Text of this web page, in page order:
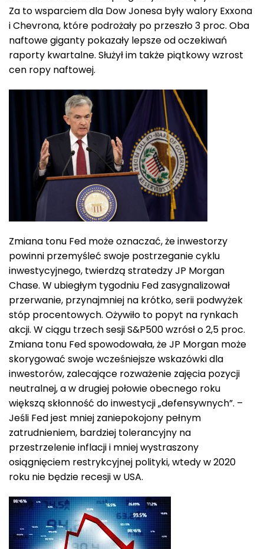
Za to wsparciem dla Dow Jonesa były walory Exxona
i Chevrona, które podrożały po przeszło 3 proc. Oba
naftowe giganty pokazały lepsze od oczekiwań
raporty kwartalne. Służył im także piątkowy wzrost
cen ropy naftowej.
Zmiana tonu Fed może oznaczać, że inwestorzy
powinni przemyśleć swoje postrzeganie cyklu
inwestycyjnego, twierdzą stratedzy JP Morgan
Chase. W ubiegłym tygodniu Fed zasygnalizował
przerwanie, przynajmniej na krótko, serii podwyżek
stóp procentowych. Ożywiło to popyt na rynkach
akcji. W ciągu trzech sesji S&P500 wzrósł o 2,5 proc.
Zmiana tonu Fed spowodowała, że JP Morgan może
skorygować swoje wcześniejsze wskazówki dla
inwestorów, zalecające rozważenie zajęcia pozycji
neutralnej, a w drugiej połowie obecnego roku
większą skłonność do inwestycji „defensywnych”. –
Jeśli Fed jest mniej zaniepokojony pełnym
zatrudnieniem, bardziej tolerancyjny na
przestrzelenie inflacji i mniej wystraszony
osiągnięciem restrykcyjnej polityki, wtedy w 2020
roku nie będzie recesji w USA.